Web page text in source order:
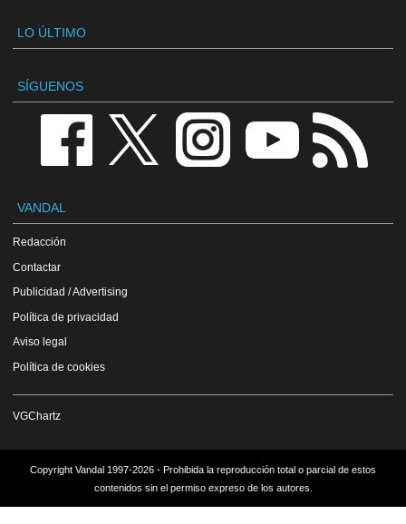
LO ÚLTIMO
SÍGUENOS
VANDAL
Redacción
Contactar
Publicidad / Advertising
Política de privacidad
Aviso legal
Política de cookies
VGChartz
Copyright Vandal 1997-2026 - Prohibida la reproducción total o parcial de estos
contenidos sin el permiso expreso de los autores.